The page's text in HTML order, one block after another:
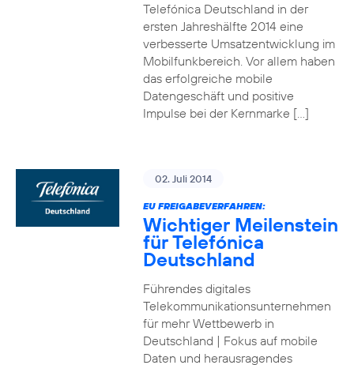
Telefónica Deutschland in der
ersten Jahreshälfte 2014 eine
verbesserte Umsatzentwicklung im
Mobilfunkbereich. Vor allem haben
das erfolgreiche mobile
Datengeschäft und positive
Impulse bei der Kernmarke […]
02. Juli 2014
EU FREIGABEVERFAHREN:
Wichtiger Meilenstein
für Telefónica
Deutschland
Führendes digitales
Telekommunikationsunternehmen
für mehr Wettbewerb in
Deutschland | Fokus auf mobile
Daten und herausragendes